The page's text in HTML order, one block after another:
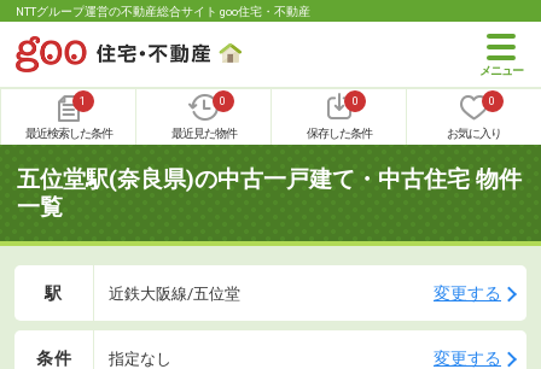
NTTグループ運営の不動産総合サイト goo住宅・不動産
1
最近検索した条件
0
最近見た物件
0
保存した条件
0
お気に入り
五位堂駅(奈良県)の中古一戸建て・中古住宅 物件
一覧
駅 近鉄大阪線/五位堂 変更する
条件 指定なし 変更する